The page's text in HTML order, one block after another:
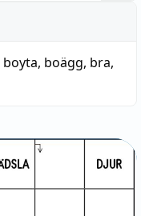
boyta, boägg, bra,